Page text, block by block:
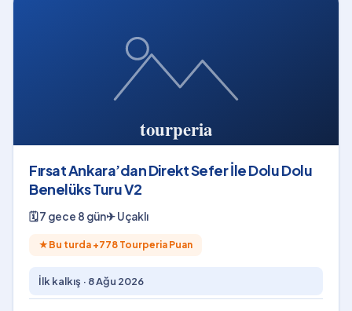
Fırsat Ankara’dan Direkt Sefer İle Dolu Dolu
Benelüks Turu V2
🗓7 gece 8 gün✈Uçaklı
★ Bu turda +778 Tourperia Puan
İlk kalkış · 8 Ağu 2026